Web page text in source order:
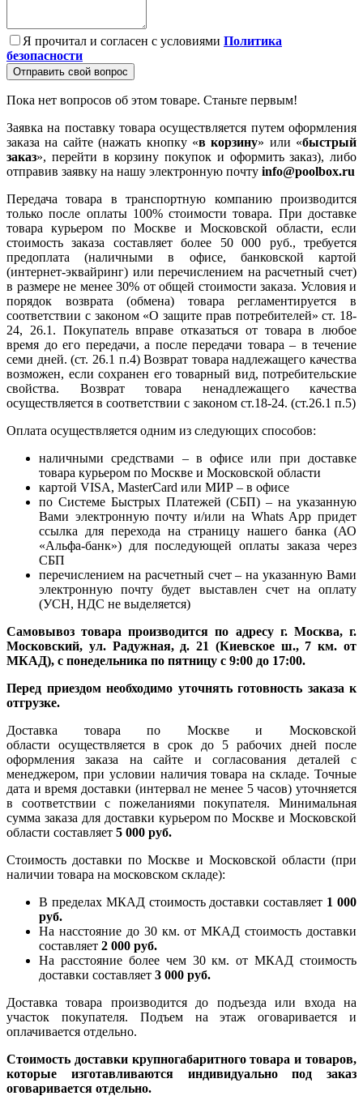
Я прочитал и согласен с условиями Политика
безопасности
Отправить свой вопрос
Пока нет вопросов об этом товаре. Станьте первым!
Заявка на поставку товара осуществляется путем оформления
заказа на сайте (нажать кнопку «в корзину» или «быстрый
заказ», перейти в корзину покупок и оформить заказ), либо
отправив заявку на нашу электронную почту info@poolbox.ru
Передача товара в транспортную компанию производится
только после оплаты 100% стоимости товара. При доставке
товара курьером по Москве и Московской области, если
стоимость заказа составляет более 50 000 руб., требуется
предоплата (наличными в офисе, банковской картой
(интернет-эквайринг) или перечислением на расчетный счет)
в размере не менее 30% от общей стоимости заказа. Условия и
порядок возврата (обмена) товара регламентируется в
соответствии с законом «О защите прав потребителей» ст. 18-
24, 26.1. Покупатель вправе отказаться от товара в любое
время до его передачи, а после передачи товара – в течение
семи дней. (ст. 26.1 п.4) Возврат товара надлежащего качества
возможен, если сохранен его товарный вид, потребительские
свойства. Возврат товара ненадлежащего качества
осуществляется в соответствии с законом ст.18-24. (ст.26.1 п.5)
Оплата осуществляется одним из следующих способов:
наличными средствами – в офисе или при доставке
товара курьером по Москве и Московской области
картой VISA, MasterCard или МИР – в офисе
по Системе Быстрых Платежей (СБП) – на указанную
Вами электронную почту и/или на Whats App придет
ссылка для перехода на страницу нашего банка (АО
«Альфа-банк») для последующей оплаты заказа через
СБП
перечислением на расчетный счет – на указанную Вами
электронную почту будет выставлен счет на оплату
(УСН, НДС не выделяется)
Самовывоз товара производится по адресу г. Москва, г.
Московский, ул. Радужная, д. 21 (Киевское ш., 7 км. от
МКАД), с понедельника по пятницу с 9:00 до 17:00.
Перед приездом необходимо уточнять готовность заказа к
отгрузке.
Доставка товара по Москве и Московской
области осуществляется в срок до 5 рабочих дней после
оформления заказа на сайте и согласования деталей с
менеджером, при условии наличия товара на складе. Точные
дата и время доставки (интервал не менее 5 часов) уточняется
в соответствии с пожеланиями покупателя. Минимальная
сумма заказа для доставки курьером по Москве и Московской
области составляет 5 000 руб.
Стоимость доставки по Москве и Московской области (при
наличии товара на московском складе):
В пределах МКАД стоимость доставки составляет 1 000
руб.
На насcтояние до 30 км. от МКАД стоимость доставки
составляет 2 000 руб.
На расстояние более чем 30 км. от МКАД стоимость
доставки составляет 3 000 руб.
Доставка товара производится до подъезда или входа на
участок покупателя. Подъем на этаж оговаривается и
оплачивается отдельно.
Стоимость доставки крупногабаритного товара и товаров,
которые изготавливаются индивидуально под заказ
оговаривается отдельно.